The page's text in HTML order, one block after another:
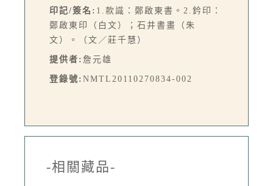
印記/簽名: 1.款識：鄭啟東書。2.鈐印：
鄭啟東印（白文）；石井書畫（朱
文）。（文／莊千慧）
提供者: 詹元雄
登錄號: NMTL20110270834-002
-相關藏品-